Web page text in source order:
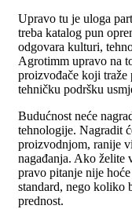
Upravo tu je uloga
treba katalog pun
odgovara kulturi,
Agrotimm upravo na
proizvođače koji traže
tehničku podršku
Budućnost neće
tehnologije. Nagradit
proizvodnjom, ranije
nagađanja. Ako želite
pravo pitanje nije
standard, nego koliko
prednost.